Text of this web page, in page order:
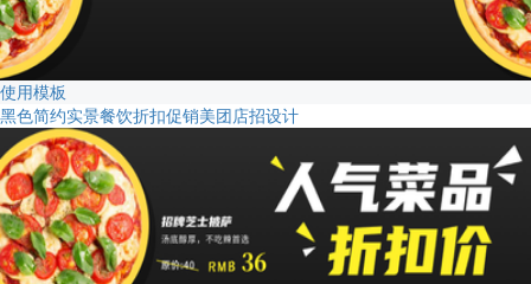
使用模板
黑色简约实景餐饮折扣促销美团店招设计